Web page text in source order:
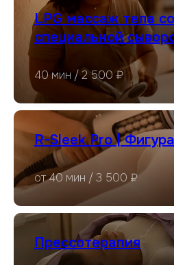
LPG массаж тела со
специальной
40 мин / 2 500 ₽
R-Sleek Pro |
от 40 мин / 3 500 ₽
Прессотерапия